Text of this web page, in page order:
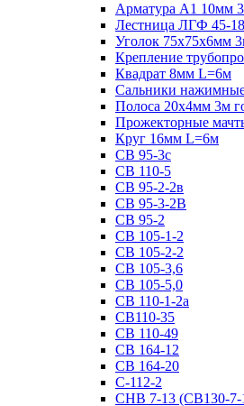
Арматура А1 10мм
Лестница ЛГФ 45-
Уголок 75х75х6мм
Крепление
Квадрат 8мм L=6м
Сальники
Полоса 20х4мм 3м
Прожекторные
Круг 16мм L=6м
СВ 95-3с
СВ 110-5
СВ 95-2-2в
СВ 95-3-2В
СВ 95-2
СВ 105-1-2
СВ 105-2-2
СВ 105-3,6
СВ 105-5,0
СВ 110-1-2а
СВ110-35
СВ 110-49
СВ 164-12
СВ 164-20
С-112-2
СНВ 7-13 (СВ130-